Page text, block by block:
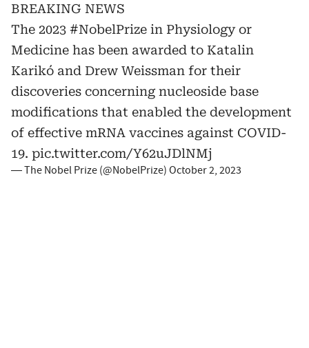
BREAKING NEWS
The 2023 #NobelPrize in Physiology or
Medicine has been awarded to Katalin
Karikó and Drew Weissman for their
discoveries concerning nucleoside base
modifications that enabled the development
of effective mRNA vaccines against COVID-
19. pic.twitter.com/Y62uJDlNMj
— The Nobel Prize (@NobelPrize) October 2, 2023